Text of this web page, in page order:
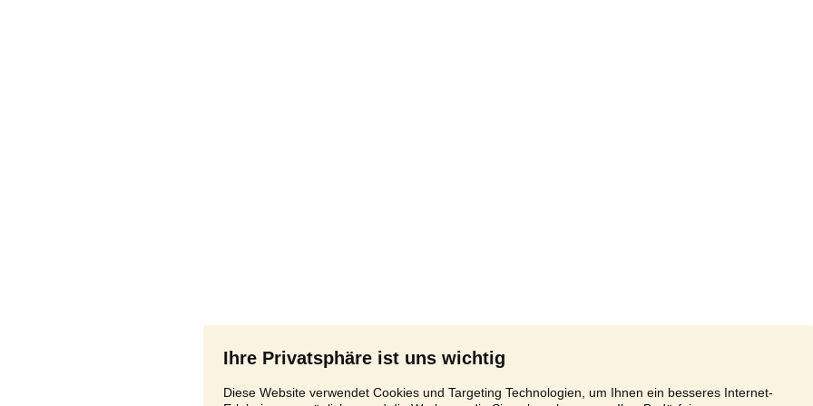
Ihre Privatsphäre ist uns wichtig
Diese Website verwendet Cookies und Targeting Technologien, um Ihnen ein besseres Internet-